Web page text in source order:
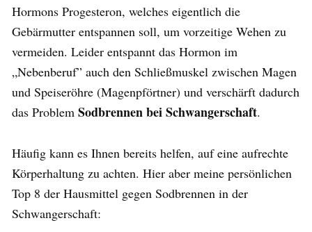
Hormons Progesteron, welches eigentlich die
Gebärmutter entspannen soll, um vorzeitige Wehen zu
vermeiden. Leider entspannt das Hormon im
„Nebenberuf” auch den Schließmuskel zwischen Magen
und Speiseröhre (Magenpförtner) und verschärft dadurch
das Problem Sodbrennen bei Schwangerschaft.
Häufig kann es Ihnen bereits helfen, auf eine aufrechte
Körperhaltung zu achten. Hier aber meine persönlichen
Top 8 der Hausmittel gegen Sodbrennen in der
Schwangerschaft: